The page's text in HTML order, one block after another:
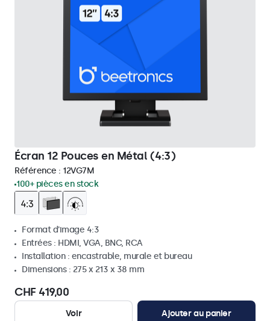
Écran 12 Pouces en Métal (4:3)
Référence : 12VG7M
100+ pièces en stock
Format d'image 4:3
Entrées : HDMI, VGA, BNC, RCA
Installation : encastrable, murale et bureau
Dimensions : 275 x 213 x 38 mm
CHF 419,00
Voir Ajouter au panier